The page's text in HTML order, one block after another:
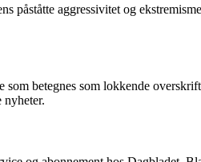
påståtte aggressivitet og
betegnes som lokkende
nyheter.